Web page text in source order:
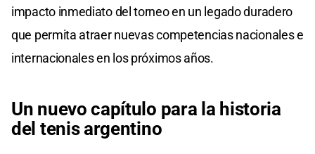
impacto inmediato del torneo en un legado duradero
que permita atraer nuevas competencias nacionales e
internacionales en los próximos años.
Un nuevo capítulo para la historia
del tenis argentino